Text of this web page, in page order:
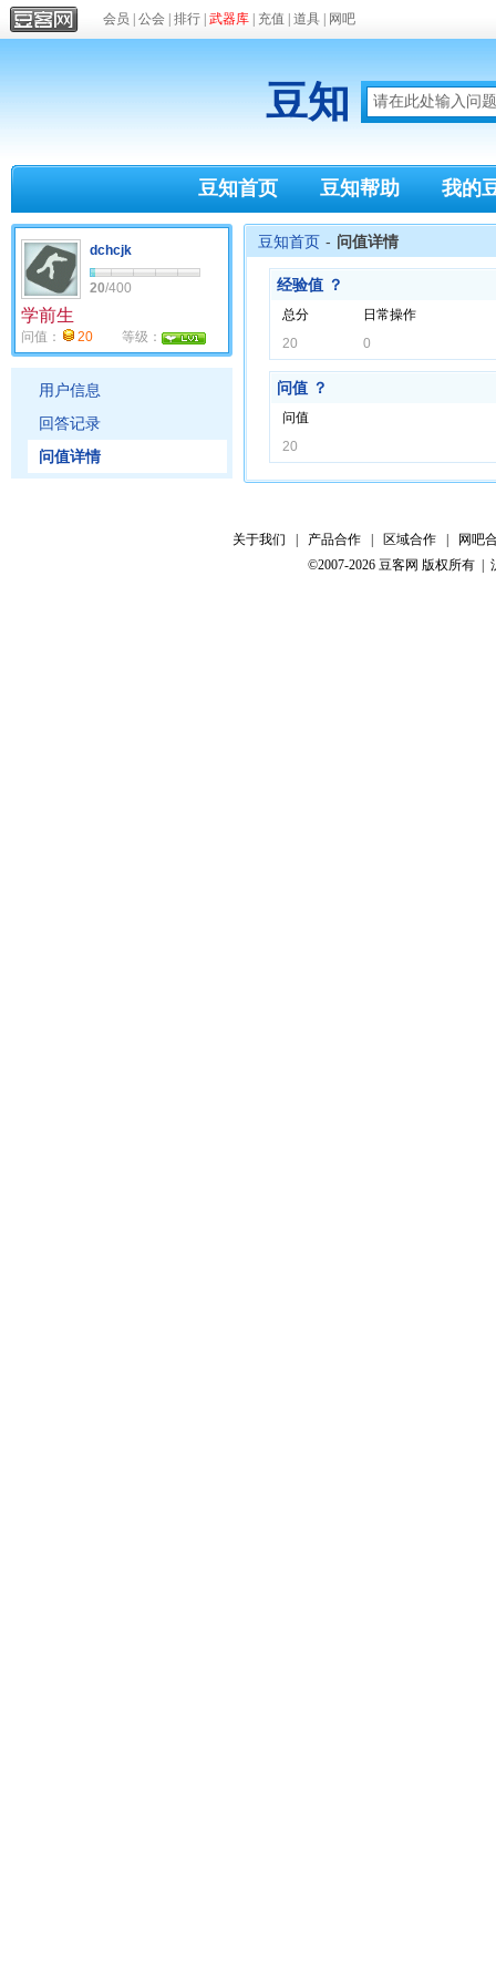
会员 公会| 排行| 武器库| 充值 道具| 网吧
豆知
豆知首页 豆知帮助 我的
dchcjk
20/400
学前生
问值： 20 等级：
用户信息
回答记录
问值详情
豆知首页 - 问值详情
经验值 ？
总分
日常操作
20
0
问值 ？
问值
20
关于我们 产品合作 区域合作
网吧
©2007-2026 豆客网 版权所有 |